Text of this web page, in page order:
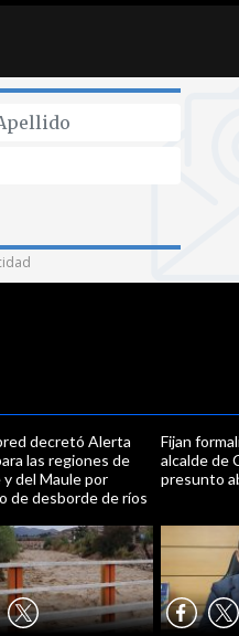
decretó Alerta
las regiones de
y del Maule por
de desborde de ríos
Fijan
alcalde de
presunto